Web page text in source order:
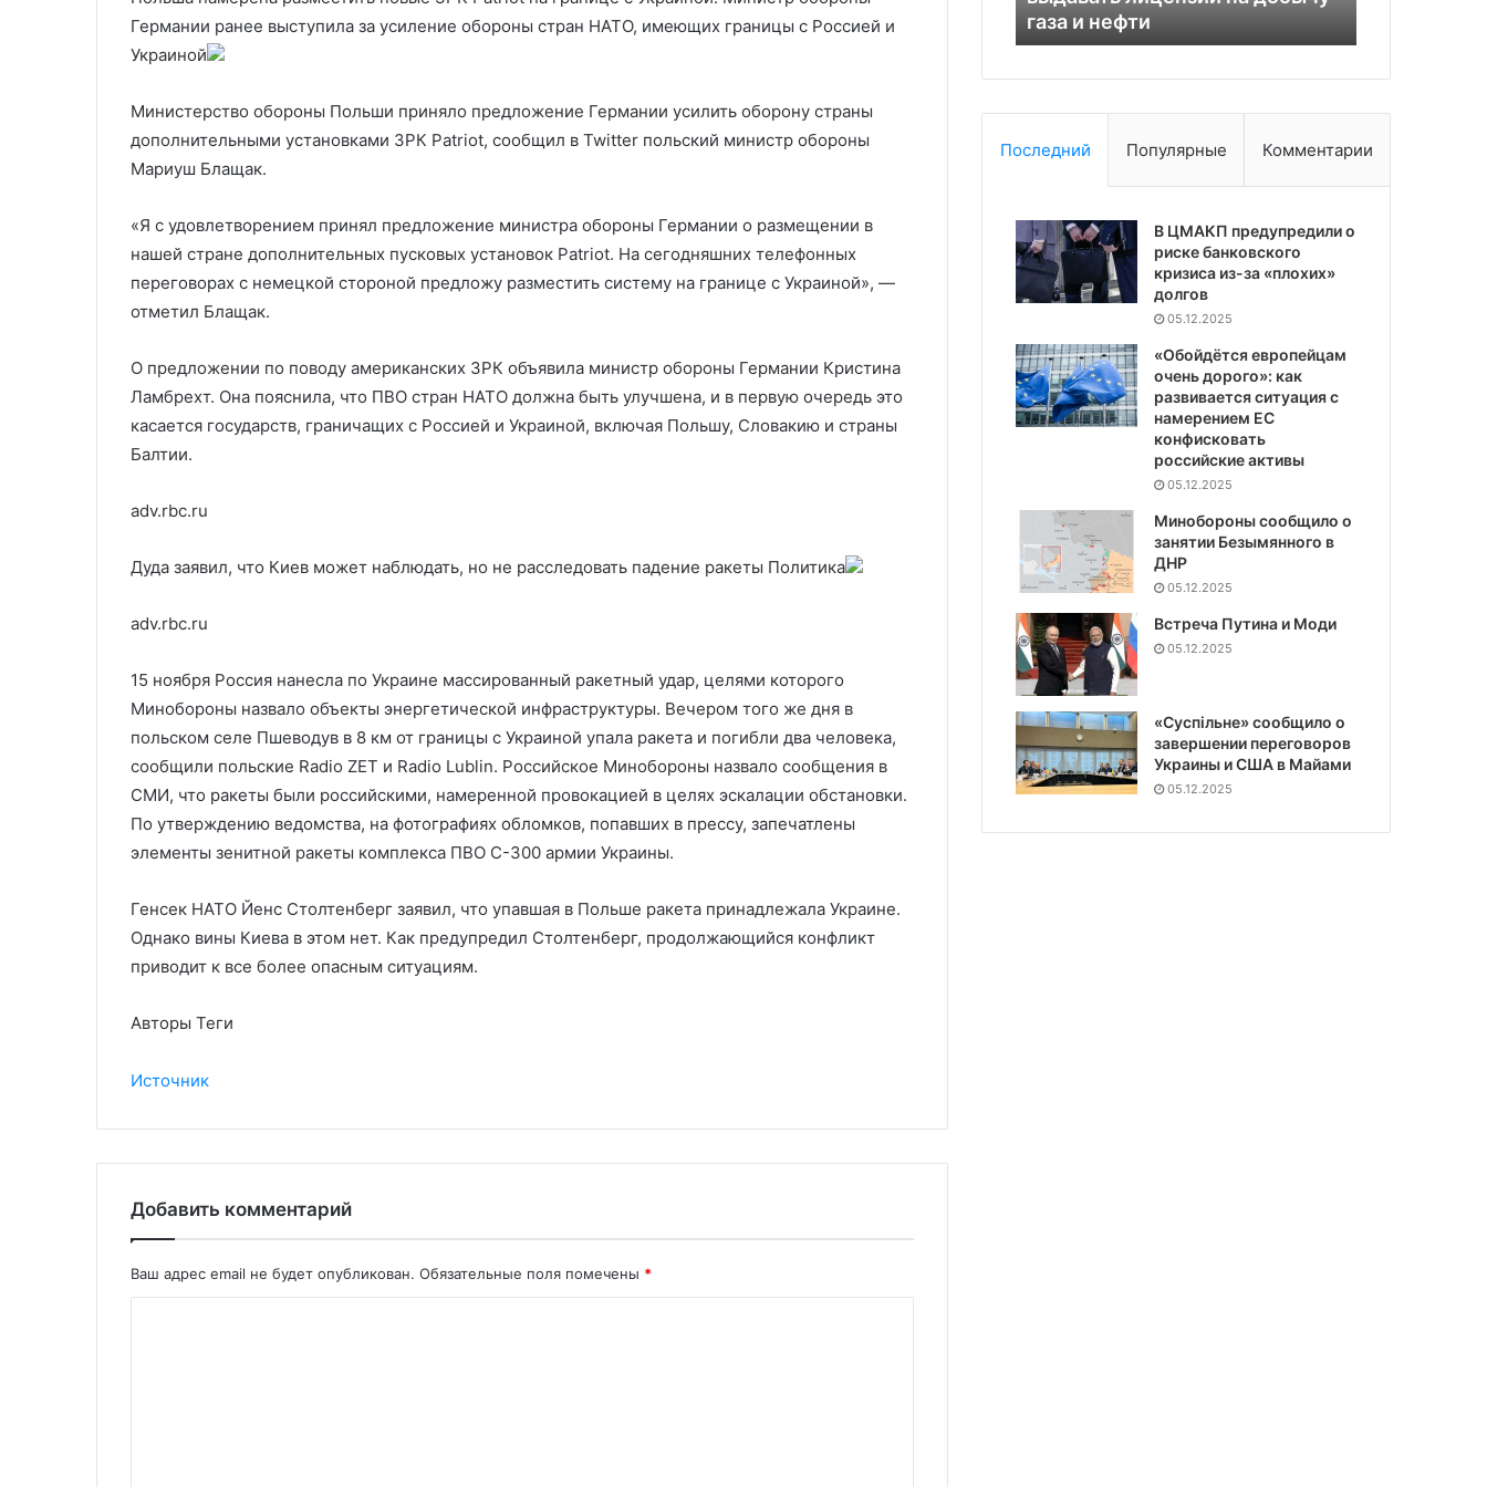
Германии ранее выступила за усиление обороны стран НАТО, имеющих границы с Россией и
Украиной
Министерство обороны Польши приняло предложение Германии усилить оборону страны
дополнительными установками ЗРК Patriot, сообщил в Twitter польский министр обороны
Мариуш Блащак.
«Я с удовлетворением принял предложение министра обороны Германии о размещении в
нашей стране дополнительных пусковых установок Patriot. На сегодняшних телефонных
переговорах с немецкой стороной предложу разместить систему на границе с Украиной», —
отметил Блащак.
О предложении по поводу американских ЗРК объявила министр обороны Германии Кристина
Ламбрехт. Она пояснила, что ПВО стран НАТО должна быть улучшена, и в первую очередь это
касается государств, граничащих с Россией и Украиной, включая Польшу, Словакию и страны
Балтии.
adv.rbc.ru
Дуда заявил, что Киев может наблюдать, но не расследовать падение ракеты Политика
adv.rbc.ru
15 ноября Россия нанесла по Украине массированный ракетный удар, целями которого
Минобороны назвало объекты энергетической инфраструктуры. Вечером того же дня в
польском селе Пшеводув в 8 км от границы с Украиной упала ракета и погибли два человека,
сообщили польские Radio ZET и Radio Lublin. Российское Минобороны назвало сообщения в
СМИ, что ракеты были российскими, намеренной провокацией в целях эскалации обстановки.
По утверждению ведомства, на фотографиях обломков, попавших в прессу, запечатлены
элементы зенитной ракеты комплекса ПВО С-300 армии Украины.
Генсек НАТО Йенс Столтенберг заявил, что упавшая в Польше ракета принадлежала Украине.
Однако вины Киева в этом нет. Как предупредил Столтенберг, продолжающийся конфликт
приводит к все более опасным ситуациям.
Авторы Теги
Источник
Добавить комментарий
Ваш адрес email не будет опубликован. Обязательные поля помечены *
операции с Россией
средствах
средствах
нефти
газа и нефти
Последний Популярные Комментарии
В ЦМАКП предупредили о
риске банковского
кризиса из-за «плохих»
долгов
05.12.2025
«Обойдётся европейцам
очень дорого»: как
развивается ситуация с
намерением ЕС
конфисковать
российские активы
05.12.2025
Минобороны сообщило о
занятии Безымянного в
ДНР
05.12.2025
Встреча Путина и Моди
05.12.2025
«Суспiльне» сообщило о
завершении переговоров
Украины и США в Майами
05.12.2025